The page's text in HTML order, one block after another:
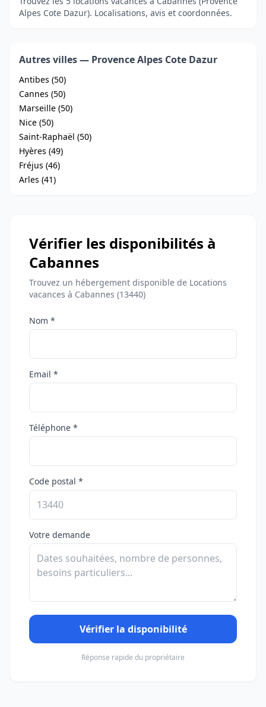
Alpes Cote Dazur). Localisations, avis et coordonnées.
Autres villes — Provence Alpes Cote Dazur
Antibes (50)
Cannes (50)
Marseille (50)
Nice (50)
Saint-Raphaël (50)
Hyères (49)
Fréjus (46)
Arles (41)
Vérifier les disponibilités à
Cabannes
Trouvez un hébergement disponible de Locations
vacances à Cabannes (13440)
Nom *
Email *
Téléphone *
Code postal *
Votre demande
Vérifier la disponibilité
Réponse rapide du propriétaire